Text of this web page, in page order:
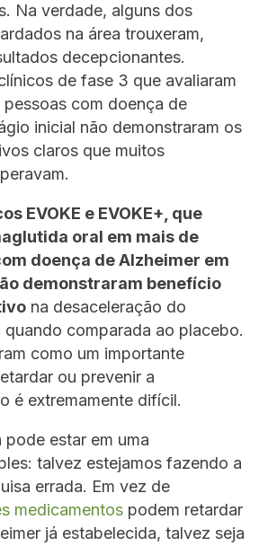
Na verdade, alguns dos
na área trouxeram,
decepcionantes.
de fase 3 que avaliaram
pessoas com doença de
inicial não demonstraram os
claros que muitos
EVOKE e EVOKE+, que
oral em mais de
doença de Alzheimer em
demonstraram benefício
na desaceleração do
comparada ao placebo.
como um importante
ou prevenir a
é extremamente difícil.
estar em uma
talvez estejamos fazendo a
errada. Em vez de
medicamentos podem retardar
já estabelecida, talvez seja